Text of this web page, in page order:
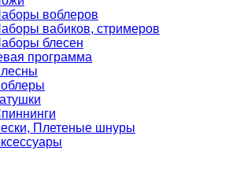
воблеров
вабиков, стримеров
блесен
программа
Плетеные шнуры